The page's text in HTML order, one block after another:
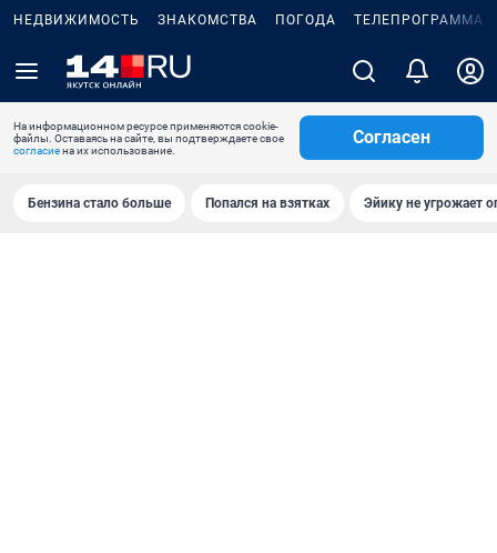
НЕДВИЖИМОСТЬ ЗНАКОМСТВА ПОГОДА ТЕЛЕПРОГРАММА
На информационном ресурсе применяются cookie-
файлы. Оставаясь на сайте, вы подтверждаете свое
согласиена их использование.
Согласен
Бензина стало больше Попался на взятках Эйику не угрожает